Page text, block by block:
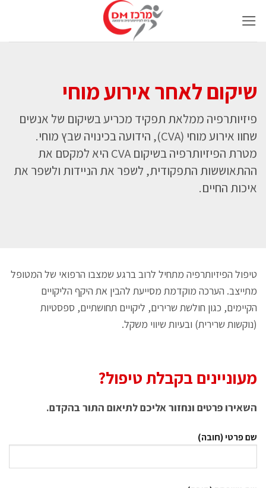
שיקום לאחר אירוע מוחי
פיזיותרפיה ממלאת תפקיד מכריע בשיקום של אנשים
שחוו אירוע מוחי (CVA), הידועה בכינויה שבץ מוחי.
מטרת הפיזיותרפיה בשיקום CVA היא למקסם את
ההתאוששות התפקודית, לשפר את הניידות ולשפר את
איכות החיים.
טיפול הפיזיותרפיה מתחיל לרוב ברגע שמצבו הרפואי של המטופל
מתייצב. הערכה מוקדמת מסייעת להבין את היקף הליקויים
הקיימים, כגון חולשת שרירים, ליקויים תחושתיים, ספסטיות
(נוקשות שרירית) ובעיות שיווי משקל.
מעוניינים בקבלת טיפול?
השאירו פרטים ונחזור אליכם לתיאום התור בהקדם.
שם פרטי (חובה)